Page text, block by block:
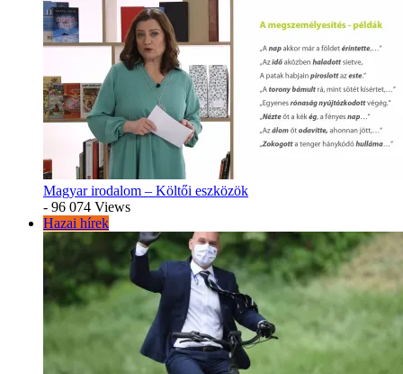
Magyar irodalom – Költői eszközök
- 96 074 Views
Hazai hírek